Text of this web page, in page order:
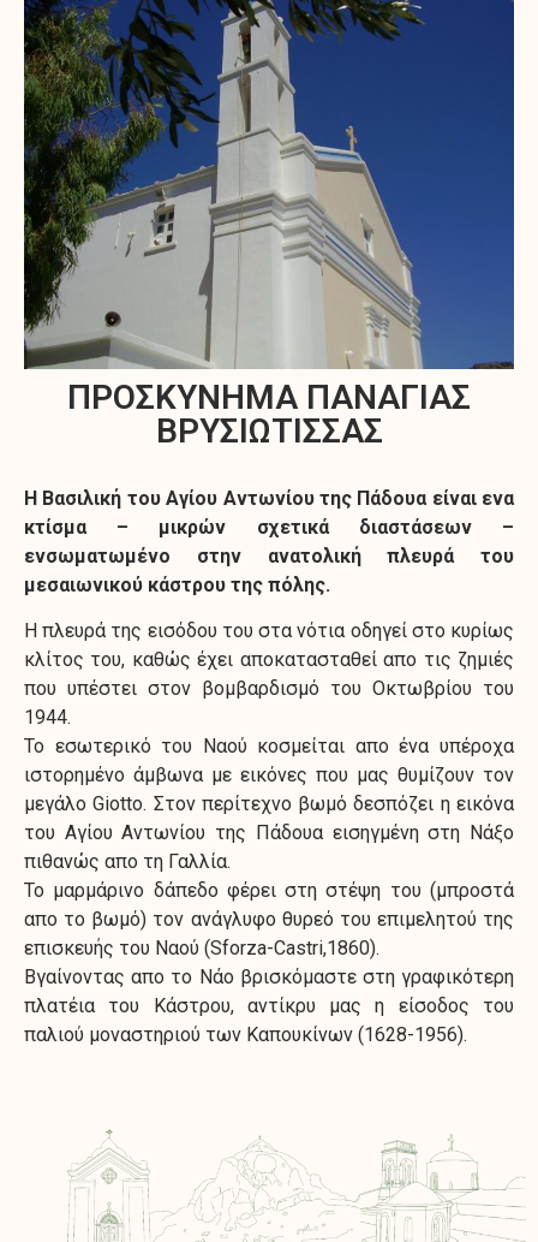
ΠΡΟΣΚΥΝΗΜΑ ΠΑΝΑΓΙΑΣ
ΒΡΥΣΙΩΤΙΣΣΑΣ
Η Βασιλική του Αγίου Αντωνίου της Πάδουα είναι ενα
κτίσμα – μικρών σχετικά διαστάσεων –
ενσωματωμένο στην ανατολική πλευρά του
μεσαιωνικού κάστρου της πόλης.
Η πλευρά της εισόδου του στα νότια οδηγεί στο κυρίως
κλίτος του, καθώς έχει αποκατασταθεί απο τις ζημιές
που υπέστει στον βομβαρδισμό του Οκτωβρίου του
1944.
Το εσωτερικό του Ναού κοσμείται απο ένα υπέροχα
ιστορημένο άμβωνα με εικόνες που μας θυμίζουν τον
μεγάλο Giotto. Στον περίτεχνο βωμό δεσπόζει η εικόνα
του Αγίου Αντωνίου της Πάδουα εισηγμένη στη Νάξο
πιθανώς απο τη Γαλλία.
Το μαρμάρινο δάπεδο φέρει στη στέψη του (μπροστά
απο το βωμό) τον ανάγλυφο θυρεό του επιμελητού της
επισκευής του Ναού (Sforza-Castri,1860).
Βγαίνοντας απο το Νάο βρισκόμαστε στη γραφικότερη
πλατέια του Κάστρου, αντίκρυ μας η είσοδος του
παλιού μοναστηριού των Καπουκίνων (1628-1956).